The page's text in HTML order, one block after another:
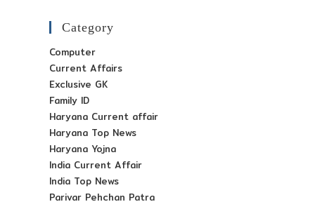
Category
Computer
Current Affairs
Exclusive GK
Family ID
Haryana Current affair
Haryana Top News
Haryana Yojna
India Current Affair
India Top News
Parivar Pehchan Patra